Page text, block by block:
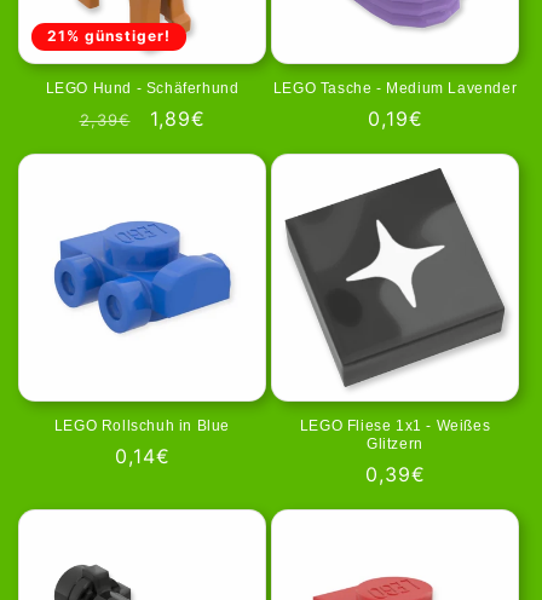
21% günstiger!
LEGO Hund - Schäferhund
Normale
2,39€ Aanbiedingsprijs
1,89€
LEGO Tasche - Medium Lavender
Normale
0,19€
LEGO Rollschuh in Blue
Normale
0,14€
LEGO Fliese 1x1 - Weißes
Glitzern
Normale
0,39€